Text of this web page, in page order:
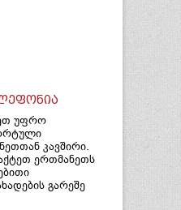
უფრო
კავშირი.
ერთმანეთს
გარეშე